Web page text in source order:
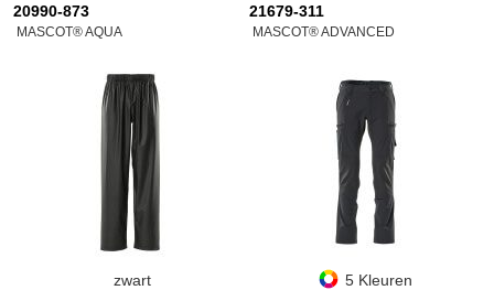
20990-873
MASCOT® AQUA
zwart
21679-311
MASCOT® ADVANCED
5 Kleuren